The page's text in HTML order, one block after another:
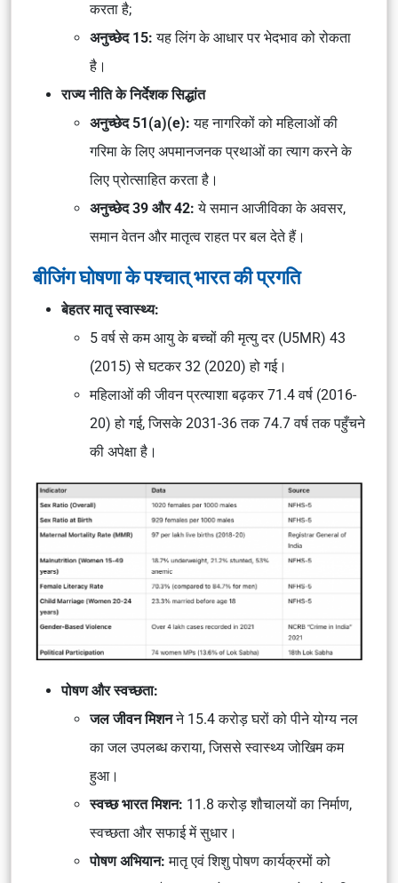
करता है;
अनुच्छेद 15:यह लिंग के आधार पर भेदभाव को रोकता
है।
राज्य नीति के निर्देशक सिद्धांत
अनुच्छेद 51(a)(e):यह नागरिकों को महिलाओं की
गरिमा के लिए अपमानजनक प्रथाओं का त्याग करने के
लिए प्रोत्साहित करता है।
अनुच्छेद 39 और 42:ये समान आजीविका के अवसर,
समान वेतन और मातृत्व राहत पर बल देते हैं।
बीजिंग घोषणा के पश्चात् भारत की प्रगति
बेहतर मातृ स्वास्थ्य:
5 वर्ष से कम आयु के बच्चों की मृत्यु दर (U5MR) 43
(2015) से घटकर 32 (2020) हो गई।
महिलाओं की जीवन प्रत्याशा बढ़कर 71.4 वर्ष (2016-
20) हो गई, जिसके 2031-36 तक 74.7 वर्ष तक पहुँचने
की अपेक्षा है।
पोषण और स्वच्छता:
जल जीवन मिशनने 15.4 करोड़ घरों को पीने योग्य नल
का जल उपलब्ध कराया, जिससे स्वास्थ्य जोखिम कम
हुआ।
स्वच्छ भारत मिशन: 11.8 करोड़ शौचालयों का निर्माण,
स्वच्छता और सफाई में सुधार।
पोषण अभियान:मातृ एवं शिशु पोषण कार्यक्रमों को